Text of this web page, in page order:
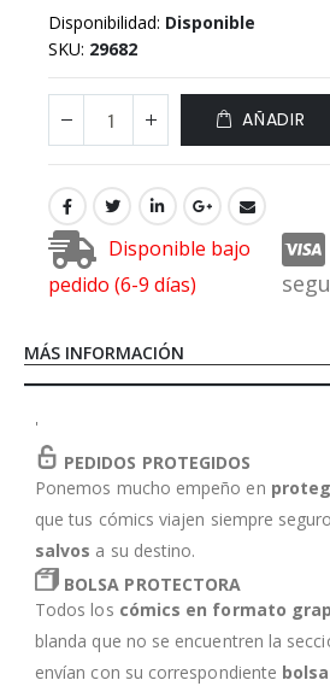
Disponibilidad: Disponible
SKU 29682
AÑADIR
Disponible bajo
pedido (6-9 días)
MÁS INFORMACIÓN
'
PEDIDOS PROTEGIDOS
Ponemos mucho empeño en
que tus cómics viajen siempre
salvos a su destino.
BOLSA PROTECTORA
Todos los cómics en formato
blanda que no se encuentren la
envían con su correspondiente